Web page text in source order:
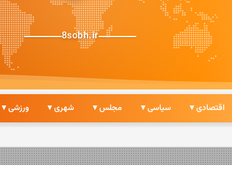
8sobh.ir
اقتصادی ▾ سیاسی ▾ مجلس ▾ شهری ▾ ورزشی ▾